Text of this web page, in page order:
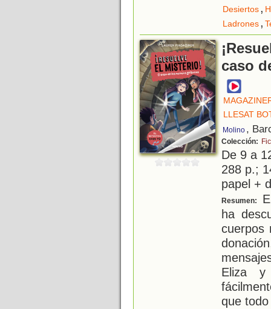
Desiertos,
Ladrones,
caso
LLESAT
Molino ,
Colección:
De 9 a
288 p.;
papel +
Resumen:
ha
cuerpos
Eliza
que